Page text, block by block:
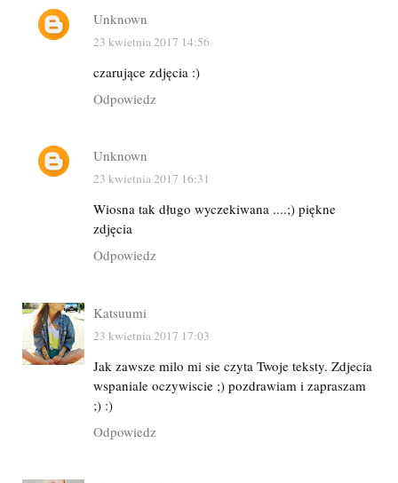
Unknown
23 kwietnia 2017 14:56
czarujące zdjęcia :)
Odpowiedz
Unknown
23 kwietnia 2017 16:31
Wiosna tak długo wyczekiwana ....;) piękne
zdjęcia
Odpowiedz
Katsuumi
23 kwietnia 2017 17:03
Jak zawsze milo mi sie czyta Twoje teksty. Zdjecia
wspaniale oczywiscie ;) pozdrawiam i zapraszam
;) :)
Odpowiedz